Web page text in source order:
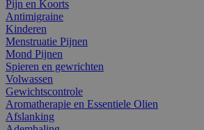
Pijn en Koorts
Antimigraine
Kinderen
Menstruatie Pijnen
Mond Pijnen
Spieren en gewrichten
Volwassen
Gewichtscontrole
Aromatherapie en Essentiele Olien
Afslanking